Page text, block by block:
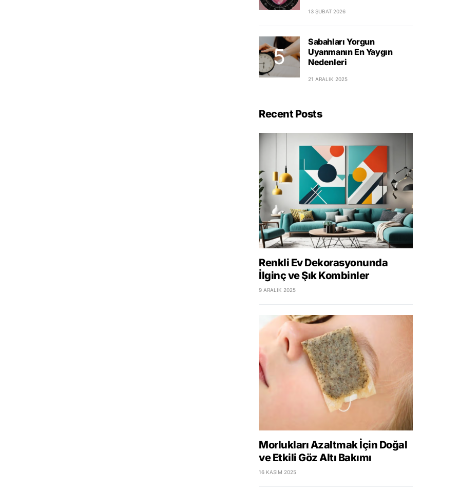
13 ŞUBAT 2026
Sabahları Yorgun
Uyanmanın En Yaygın
Nedenleri
21 ARALIK 2025
Recent Posts
Renkli Ev Dekorasyonunda
İlginç ve Şık Kombinler
9 ARALIK 2025
Morlukları Azaltmak İçin Doğal
ve Etkili Göz Altı Bakımı
16 KASIM 2025